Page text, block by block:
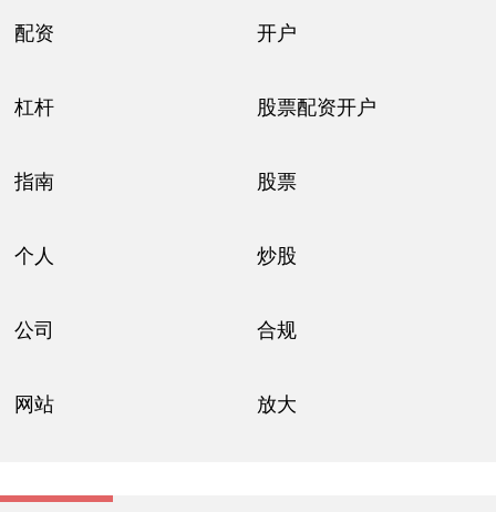
配资 开户
杠杆 股票配资开户
指南 股票
个人 炒股
公司 合规
网站 放大